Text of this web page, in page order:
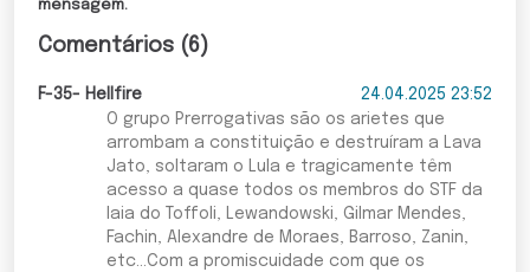
mensagem.
Comentários (6)
F-35- Hellfire
24.04.2025 23:52
O grupo Prerrogativas são os arietes que
arrombam a constituição e destruíram a Lava
Jato, soltaram o Lula e tragicamente têm
acesso a quase todos os membros do STF da
laia do Toffoli, Lewandowski, Gilmar Mendes,
Fachin, Alexandre de Moraes, Barroso, Zanin,
etc...Com a promiscuidade com que os